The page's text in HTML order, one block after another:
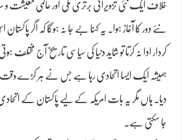
خلاف ایک نئی تزویراتی برتری ملی اور عالمی
نئے دور کا آغاز ہوا۔ یہ کہنا بے جا نہ ہوگا کہ اگر
کردار ادا نہ کرتا تو شاید دنیا کی سیاسی تاریخ آج مختلف
ہمیشہ ایک ایسا اتحادی رہا ہے جس نے ہر کڑے وقت
دیا۔ ہاں مگر یہ بات امریکہ کے لیے پاکستان کے
جا سکتی ہے۔